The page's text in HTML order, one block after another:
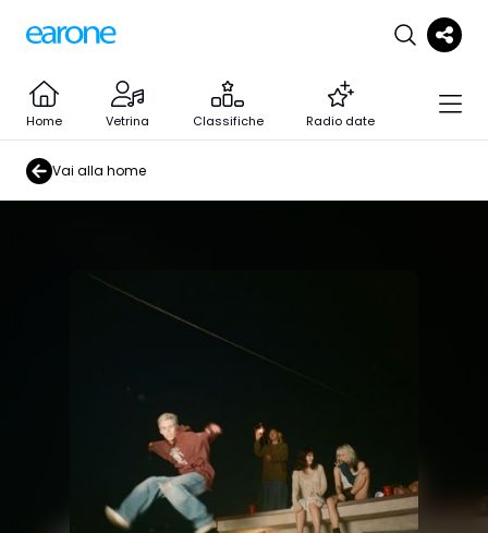
Home Vetrina Classifiche Radio date
Vai alla home